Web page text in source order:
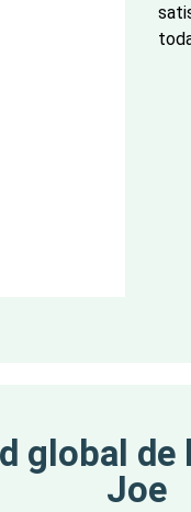
global
Joe